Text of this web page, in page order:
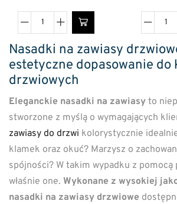
Nasadki na zawiasy
estetyczne dopasowanie do
drzwiowych
Eleganckie nasadki na zawiasy to
stworzone z myślą o wymagających
zawiasy do drzwi kolorystycznie
klamek oraz okuć? Marzysz o
spójności? W takim wypadku z pomocą
właśnie one. Wykonane z wysokiej
nasadki na zawiasy drzwiowe